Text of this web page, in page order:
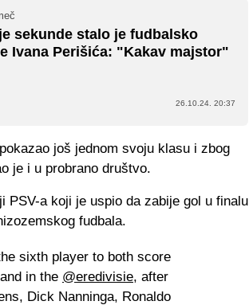
sekunde stalo je fudbalsko
Ivana Perišića: "Kakav majstor"
26.10.24. 20:37
još jednom svoju klasu i zbog
je i u probrano društvo.
a koji je uspio da zabije gol u finalu
fudbala.
sixth player to both score
in the @eredivisie, after
Dick Nanninga, Ronaldo